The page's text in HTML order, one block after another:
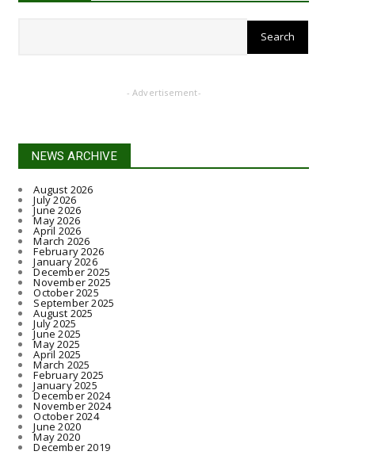
2.66 करोड़ र...
रायपुर : राजस्व मामलों में देरी बर्दाश्त नहीं, समय
रायपुर : अपर मुख्य सचिव ने हाथी नियंत्रण केंद्र
- Advertisement-
NEWS ARCHIVE
August 2026
July 2026
June 2026
May 2026
April 2026
March 2026
February 2026
January 2026
December 2025
November 2025
October 2025
September 2025
August 2025
July 2025
June 2025
May 2025
April 2025
March 2025
February 2025
January 2025
December 2024
November 2024
October 2024
June 2020
May 2020
December 2019